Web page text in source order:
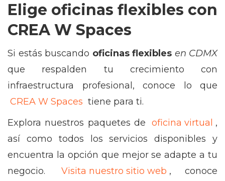
Elige oficinas flexibles con
CREA W Spaces
Si estás buscando oficinas flexibles en CDMX
que respalden tu crecimiento con
infraestructura profesional, conoce lo que
CREA W Spaces tiene para ti.
Explora nuestros paquetes de oficina virtual ,
así como todos los servicios disponibles y
encuentra la opción que mejor se adapte a tu
negocio.
Visita nuestro sitio web , conoce